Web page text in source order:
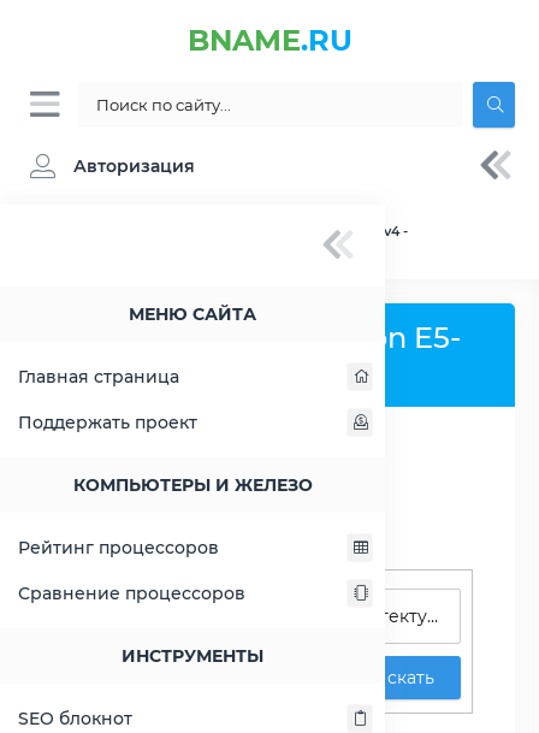
BNAME.RU
Авторизация
МЕНЮ САЙТА
Главная страница
Поддержать проект
КОМПЬЮТЕРЫ И ЖЕЛЕЗО
Рейтинг процессоров
Сравнение процессоров
ИНСТРУМЕНТЫ
SEO блокнот
» Процессор Intel Xeon E5-2680 v4 -
Процессор Intel Xeon E5-
Искать